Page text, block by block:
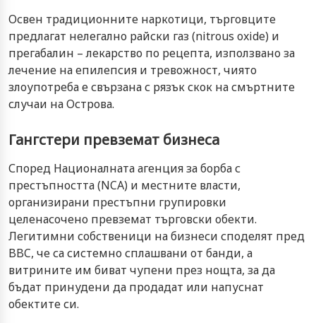
Освен традиционните наркотици, търговците
предлагат нелегално райски газ (nitrous oxide) и
прегабалин – лекарство по рецепта, използвано за
лечение на епилепсия и тревожност, чиято
злоупотреба е свързана с рязък скок на смъртните
случаи на Острова.
Гангстери превземат бизнеса
Според Националната агенция за борба с
престъпността (NCA) и местните власти,
организирани престъпни групировки
целенасочено превземат търговски обекти.
Легитимни собственици на бизнеси споделят пред
BBC, че са системно сплашвани от банди, а
витрините им биват чупени през нощта, за да
бъдат принудени да продадат или напуснат
обектите си.